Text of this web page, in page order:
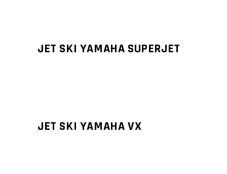
JET SKI YAMAHA SUPERJET
JET SKI YAMAHA VX